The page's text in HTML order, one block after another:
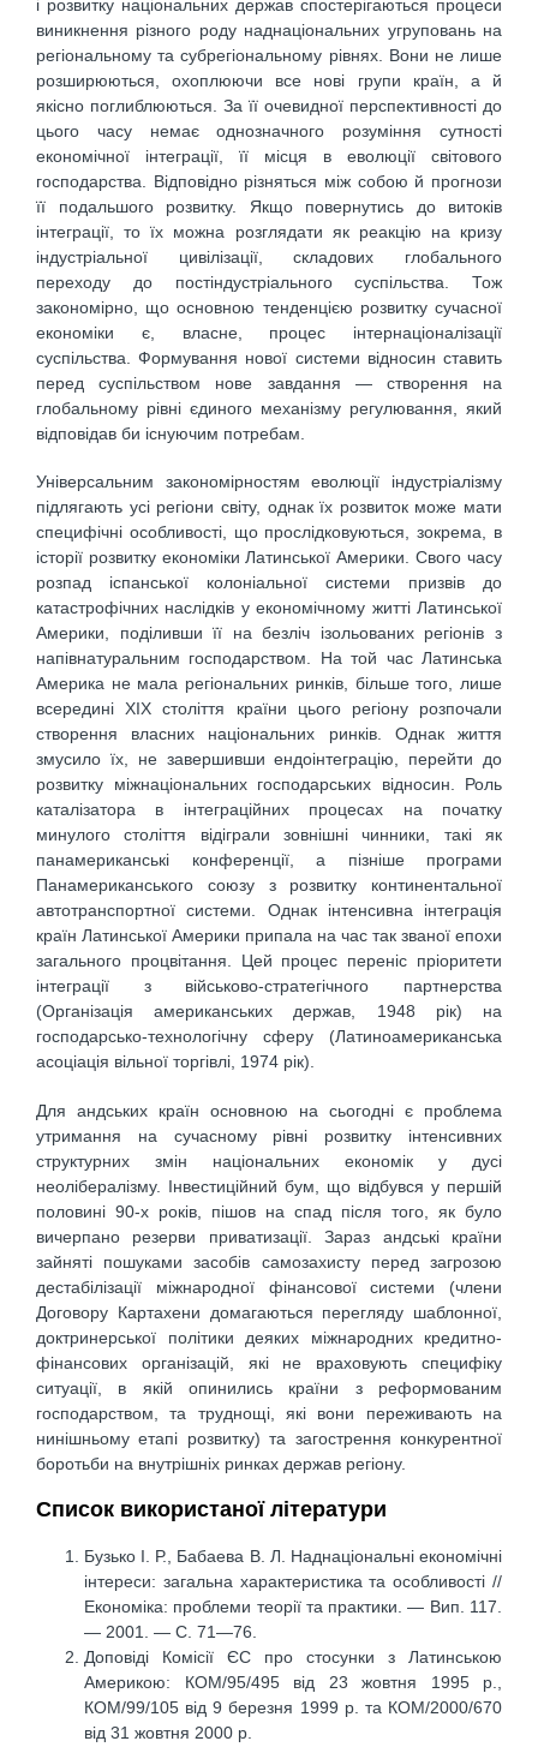
і розвитку національних держав спостерігаються процеси
виникнення різного роду наднаціональних угруповань на
регіональному та субрегіональному рівнях. Вони не лише
розширюються, охоплюючи все нові групи країн, а й
якісно поглиблюються. За її очевидної перспективності до
цього часу немає однозначного розуміння сутності
економічної інтеграції, її місця в еволюції світового
господарства. Відповідно різняться між собою й прогнози
її подальшого розвитку. Якщо повернутись до витоків
інтеграції, то їх можна розглядати як реакцію на кризу
індустріальної цивілізації, складових глобального
переходу до постіндустріального суспільства. Тож
закономірно, що основною тенденцією розвитку сучасної
економіки є, власне, процес інтернаціоналізації
суспільства. Формування нової системи відносин ставить
перед суспільством нове завдання — створення на
глобальному рівні єдиного механізму регулювання, який
відповідав би існуючим потребам.
Універсальним закономірностям еволюції індустріалізму
підлягають усі регіони світу, однак їх розвиток може мати
специфічні особливості, що прослідковуються, зокрема, в
історії розвитку економіки Латинської Америки. Свого часу
розпад іспанської колоніальної системи призвів до
катастрофічних наслідків у економічному житті Латинської
Америки, поділивши її на безліч ізольованих регіонів з
напівнатуральним господарством. На той час Латинська
Америка не мала регіональних ринків, більше того, лише
всередині XIX століття країни цього регіону розпочали
створення власних національних ринків. Однак життя
змусило їх, не завершивши ендоінтеграцію, перейти до
розвитку міжнаціональних господарських відносин. Роль
каталізатора в інтеграційних процесах на початку
минулого століття відіграли зовнішні чинники, такі як
панамериканські конференції, а пізніше програми
Панамериканського союзу з розвитку континентальної
автотранспортної системи. Однак інтенсивна інтеграція
країн Латинської Америки припала на час так званої епохи
загального процвітання. Цей процес переніс пріоритети
інтеграції з військово-стратегічного партнерства
(Організація американських держав, 1948 рік) на
господарсько-технологічну сферу (Латиноамериканська
асоціація вільної торгівлі, 1974 рік).
Для андських країн основною на сьогодні є проблема
утримання на сучасному рівні розвитку інтенсивних
структурних змін національних економік у дусі
неолібералізму. Інвестиційний бум, що відбувся у першій
половині 90-х років, пішов на спад після того, як було
вичерпано резерви приватизації. Зараз андські країни
зайняті пошуками засобів самозахисту перед загрозою
дестабілізації міжнародної фінансової системи (члени
Договору Картахени домагаються перегляду шаблонної,
доктринерської політики деяких міжнародних кредитно-
фінансових організацій, які не враховують специфіку
ситуації, в якій опинились країни з реформованим
господарством, та труднощі, які вони переживають на
нинішньому етапі розвитку) та загострення конкурентної
боротьби на внутрішніх ринках держав регіону.
Список використаної літератури
Бузько I. Р., Бабаева В. Л. Наднаціональні економічні
інтереси: загальна характеристика та особливості //
Економіка: проблеми теорії та практики. — Вип. 117.
— 2001. — С. 71—76.
Доповіді Комісії ЄС про стосунки з Латинською
Америкою: КОМ/95/495 від 23 жовтня 1995 р.,
КОМ/99/105 від 9 березня 1999 р. та КОМ/2000/670
від 31 жовтня 2000 р.